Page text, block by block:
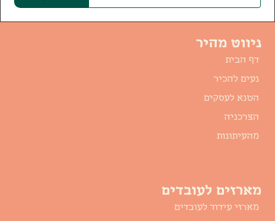
מארז התיק של גלית-210 ש"ח
+ מע"מ
210.00
הוספה לסל
מארז החיים שלנו חומוס-225
ש"ח + מע"מ